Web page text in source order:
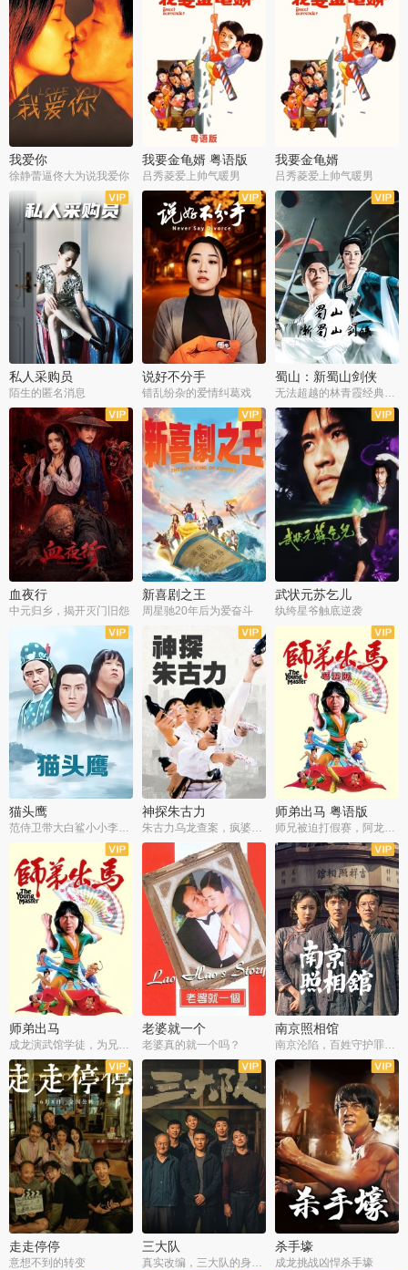
我爱你
徐静蕾逼佟大为说我爱你
我要金龟婿 粤语版
吕秀菱爱上帅气暖男
我要金龟婿
吕秀菱爱上帅气暖男
私人采购员
陌生的匿名消息
说好不分手
错乱纷杂的爱情纠葛戏
蜀山：新蜀山剑侠
无法超越的林青霞经典角色
血夜行
中元归乡，揭开灭门旧怨
新喜剧之王
周星驰20年后为爱奋斗
武状元苏乞儿
纨绔星爷触底逆袭
猫头鹰
范侍卫带大白鲨小小李破案寻妃
神探朱古力
朱古力乌龙查案，疯婆子神助攻
师弟出马 粤语版
师兄被迫打假赛，阿龙追查斗黑帮
师弟出马
成龙演武馆学徒，为兄搏命战黑道
老婆就一个
老婆真的就一个吗？
南京照相馆
南京沦陷，百姓守护罪证底片
走走停停
意想不到的转变
三大队 杀手壕
成龙挑战凶悍杀手壕